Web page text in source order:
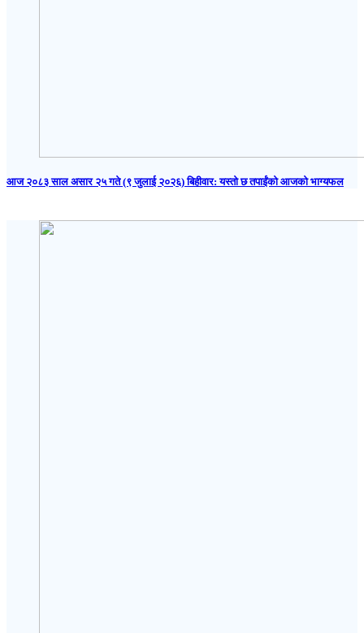
आज २०८३ साल असार २५ गते (९ जुलाई २०२६) बिहीवार: यस्तो छ तपाईंको आजको भाग्यफल